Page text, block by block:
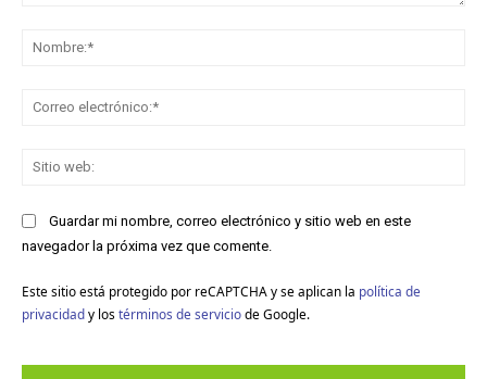
Guardar mi nombre, correo electrónico y sitio web en este
navegador la próxima vez que comente.
Este sitio está protegido por reCAPTCHA y se aplican la política de
privacidady los términos de serviciode Google.